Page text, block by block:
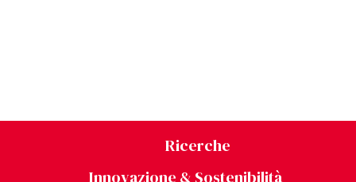
Ricerche
Innovazione & Sostenibilità